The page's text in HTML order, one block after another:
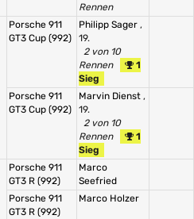
Rennen
Porsche 911
GT3 Cup (992)
Philipp Sager ,
19.
2 von 10
Rennen
1
Sieg
Porsche 911
GT3 Cup (992)
Marvin Dienst ,
19.
2 von 10
Rennen
1
Sieg
Porsche 911
GT3 R (992)
Marco
Seefried
Porsche 911
GT3 R (992)
Marco Holzer